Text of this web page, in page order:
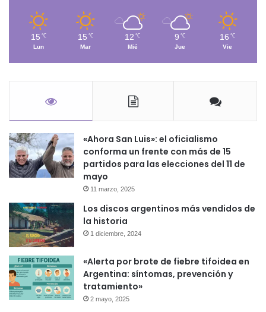
15 ℃
Lun
15 ℃
Mar
12 ℃
Mié
9 ℃
Jue
16 ℃
Vie
«Ahora San Luis»: el oficialismo
conforma un frente con más de 15
partidos para las elecciones del 11 de
mayo
11 marzo, 2025
Los discos argentinos más vendidos de
la historia
1 diciembre, 2024
«Alerta por brote de fiebre tifoidea en
Argentina: síntomas, prevención y
tratamiento»
2 mayo, 2025